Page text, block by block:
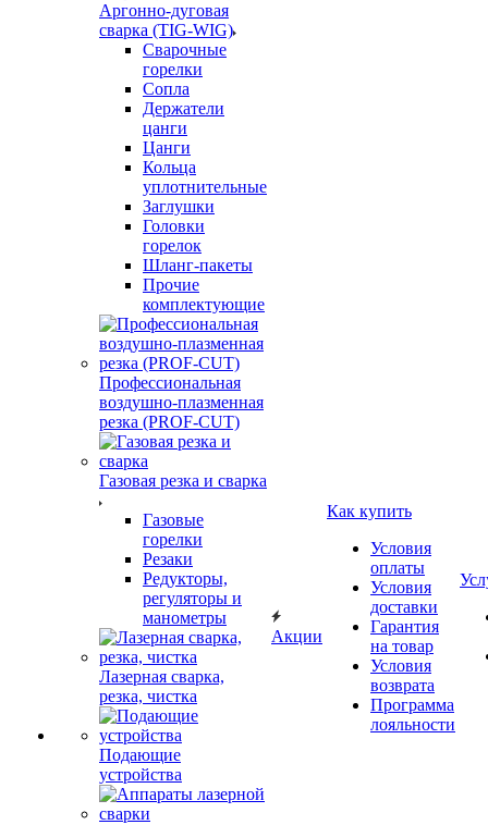
Аргонно-дуговая
сварка (TIG-WIG)
Сварочные
горелки
Сопла
Держатели
цанги
Цанги
Кольца
уплотнительные
Заглушки
Головки
горелок
Шланг-пакеты
Прочие
комплектующие
Профессиональная
воздушно-плазменная
резка (PROF-CUT)
Газовая резка и сварка
Газовые
горелки
Резаки
Редукторы,
регуляторы и
манометры
Лазерная сварка,
резка, чистка
Подающие
устройства
Акции
Как купить
Условия
оплаты
Условия
доставки
Гарантия
на товар
Условия
возврата
Программа
лояльности